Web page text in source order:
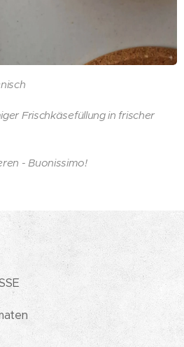
🇮🇹👌
Frischkäsefüllung in frischer
- Buonissimo!